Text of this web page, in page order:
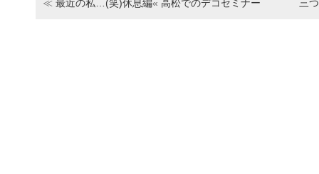
≪ 最近の私…(笑)休息編« 高松でのデコセミナー 三